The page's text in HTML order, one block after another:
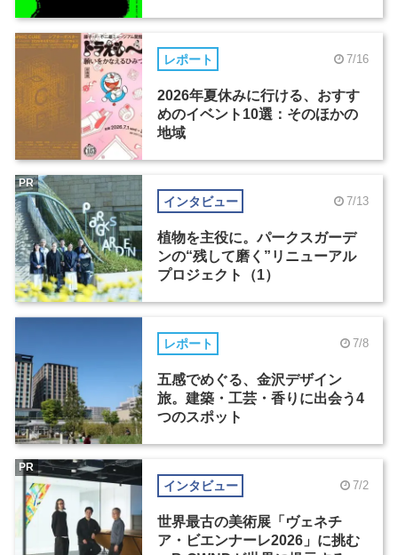
レポート 7/16
2026年夏休みに行ける、おすす
めのイベント10選：そのほかの
地域
インタビュー 7/13
植物を主役に。パークスガーデ
ンの“残して磨く”リニューアル
プロジェクト（1）
PR
レポート 7/8
五感でめぐる、金沢デザイン
旅。建築・工芸・香りに出会う4
つのスポット
インタビュー 7/2
世界最古の美術展「ヴェネチ
ア・ビエンナーレ2026」に挑む
PR